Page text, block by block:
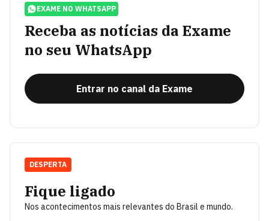
EXAME NO WHATSAPP
Receba as notícias da Exame
no seu WhatsApp
Entrar no canal da Exame
Fique ligado
Nos acontecimentos mais relevantes do Brasil e mundo.
DESPERTA